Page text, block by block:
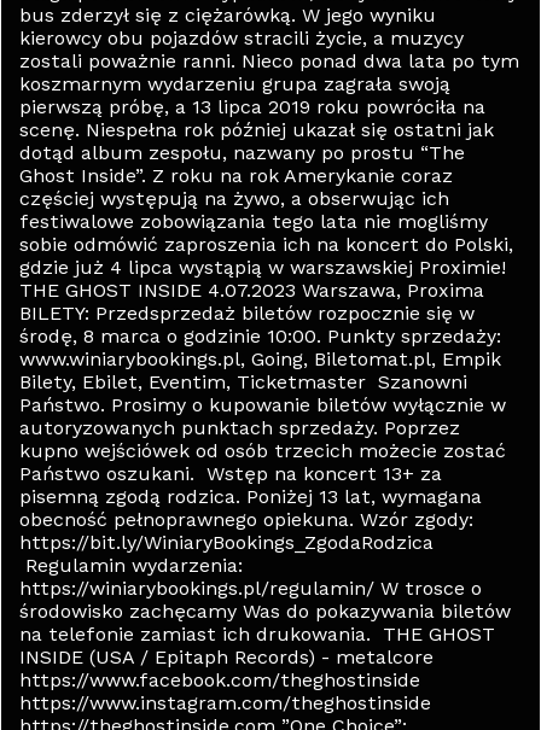
bus zderzył się z ciężarówką. W jego wyniku
kierowcy obu pojazdów stracili życie, a muzycy
zostali poważnie ranni. Nieco ponad dwa lata po tym
koszmarnym wydarzeniu grupa zagrała swoją
pierwszą próbę, a 13 lipca 2019 roku powróciła na
scenę. Niespełna rok później ukazał się ostatni jak
dotąd album zespołu, nazwany po prostu “The
Ghost Inside”. Z roku na rok Amerykanie coraz
częściej występują na żywo, a obserwując ich
festiwalowe zobowiązania tego lata nie mogliśmy
sobie odmówić zaproszenia ich na koncert do Polski,
gdzie już 4 lipca wystąpią w warszawskiej Proximie!
THE GHOST INSIDE 4.07.2023 Warszawa, Proxima
BILETY: Przedsprzedaż biletów rozpocznie się w
środę, 8 marca o godzinie 10:00. Punkty sprzedaży:
www.winiarybookings.pl, Going, Biletomat.pl, Empik
Bilety, Ebilet, Eventim, Ticketmaster Szanowni
Państwo. Prosimy o kupowanie biletów wyłącznie w
autoryzowanych punktach sprzedaży. Poprzez
kupno wejściówek od osób trzecich możecie zostać
Państwo oszukani. Wstęp na koncert 13+ za
pisemną zgodą rodzica. Poniżej 13 lat, wymagana
obecność pełnoprawnego opiekuna. Wzór zgody:
https://bit.ly/WiniaryBookings_ZgodaRodzica
Regulamin wydarzenia:
https://winiarybookings.pl/regulamin/ W trosce o
środowisko zachęcamy Was do pokazywania biletów
na telefonie zamiast ich drukowania. THE GHOST
INSIDE (USA / Epitaph Records) - metalcore
https://www.facebook.com/theghostinside
https://www.instagram.com/theghostinside